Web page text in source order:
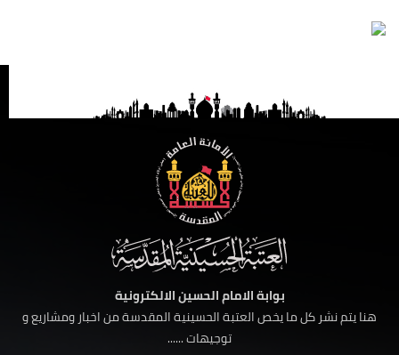
بوابة الامام الحسين الالكترونية
هنا يتم نشر كل ما يخص العتبة الحسينية المقدسة من اخبار ومشاريع و
توجيهات ......